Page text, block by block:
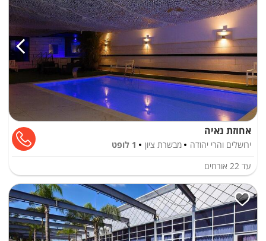
אחוזת נאיה
ירושלים והרי יהודה מבשרת ציון
1 לופט
עד 22 אורחים